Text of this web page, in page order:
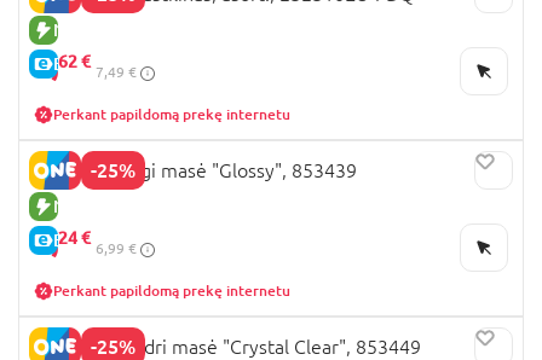
NAUJA PREKĖ
E-KAINA
5,62 €
7,49 €
Perkant papildomą prekę internetu
-25%
NAUJA PREKĖ
E-KAINA
JADORE blizgi masė "Glossy", 853439
5,24 €
6,99 €
Perkant papildomą prekę internetu
-25%
JADORE skaidri masė "Crystal Clear", 853449